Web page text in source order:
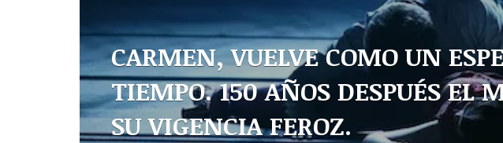
CARMEN, VUELVE COMO UN
TIEMPO. 150 AÑOS DESPUÉS EL
SU VIGENCIA FEROZ.